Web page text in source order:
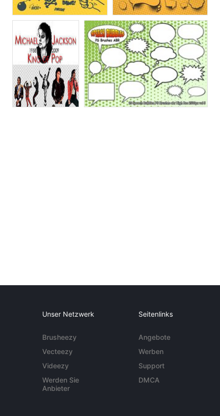
Unser Netzwerk
Brusheezy
Vecteezy
Videezy
Werden Sie
Anbieter
Seitenlinks
Angebote
Werben
Support
DMCA